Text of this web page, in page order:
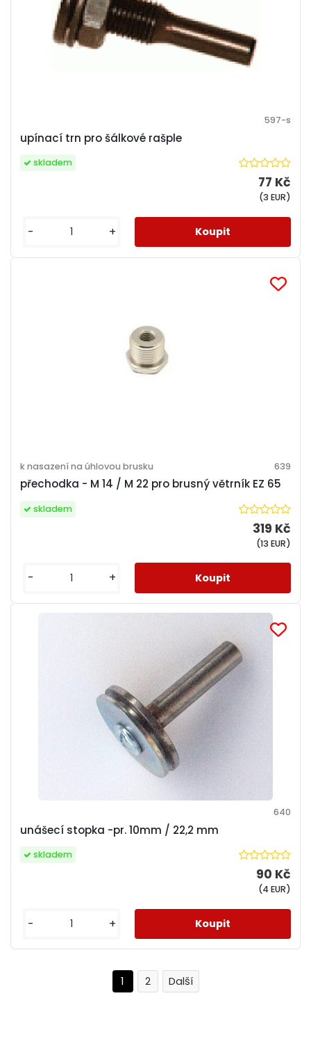
upínací trn pro šálkové rašple
597-s
77 Kč
(3 EUR)
skladem
- +
přechodka - M 14 / M 22 pro brusný větrník EZ 65
k nasazení na úhlovou brusku 639
319 Kč
(13 EUR)
skladem
- +
unášecí stopka -pr. 10mm / 22,2 mm
640
90 Kč
(4 EUR)
skladem
- +
1 2